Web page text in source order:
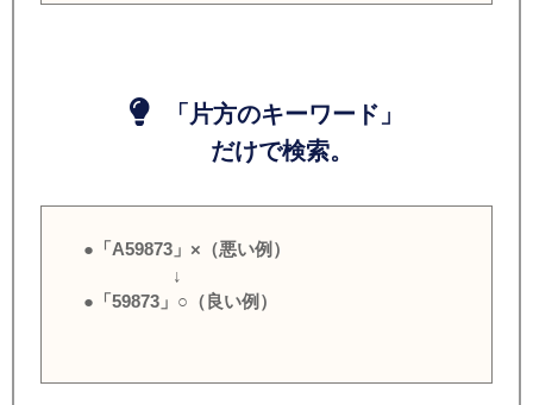
「片方のキーワード」
だけで検索。
●「A59873」×（悪い例）
↓
●「59873」○（良い例）